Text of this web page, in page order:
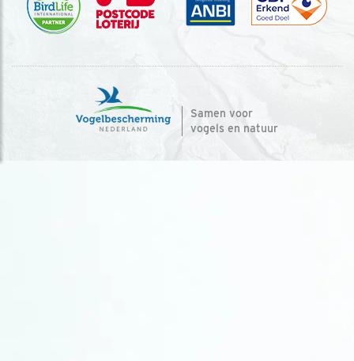
Samen voor
vogels en natuur